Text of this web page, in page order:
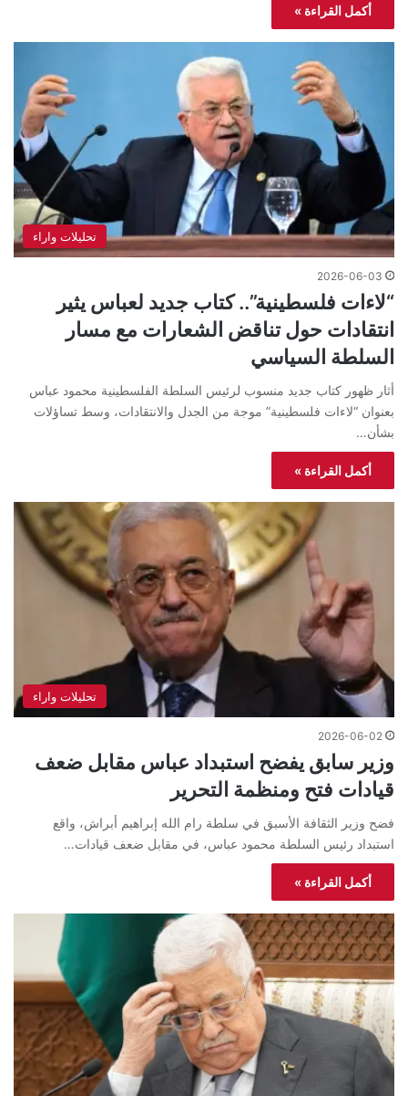
أكمل القراءة »
تحليلات واراء
2026-06-03
“لاءات فلسطينية”.. كتاب جديد لعباس يثير
انتقادات حول تناقض الشعارات مع مسار
السلطة السياسي
أثار ظهور كتاب جديد منسوب لرئيس السلطة الفلسطينية محمود عباس
بعنوان “لاءات فلسطينية” موجة من الجدل والانتقادات، وسط تساؤلات
بشأن…
أكمل القراءة »
تحليلات واراء
2026-06-02
وزير سابق يفضح استبداد عباس مقابل ضعف
قيادات فتح ومنظمة التحرير
فضح وزير الثقافة الأسبق في سلطة رام الله إبراهيم أبراش، واقع
استبداد رئيس السلطة محمود عباس، في مقابل ضعف قيادات…
أكمل القراءة »